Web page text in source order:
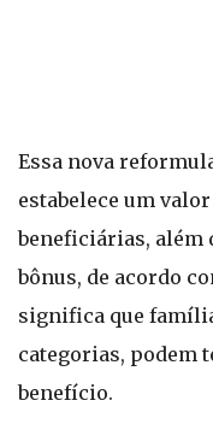
Essa nova
estabelece um
beneficiárias, além
bônus, de acordo
significa que
categorias, podem
benefício.